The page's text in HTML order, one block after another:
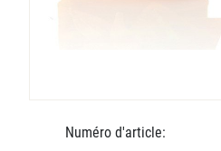
Numéro d'article: